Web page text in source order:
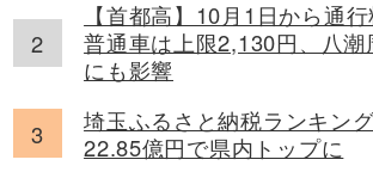
【首都高】10月1日から通
普通車は上限2,130円、八
にも影響
埼玉ふるさと納税ランキン
22.85億円で県内トップに